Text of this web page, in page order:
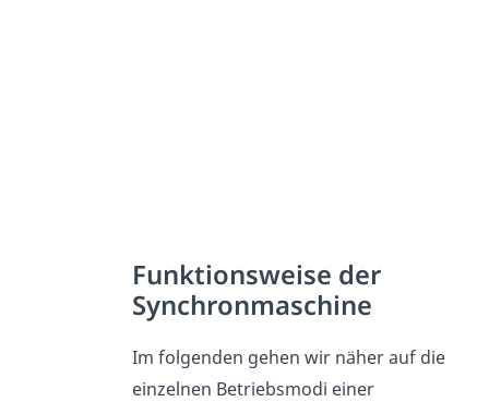
Funktionsweise der
Synchronmaschine
Im folgenden gehen wir näher auf die
einzelnen Betriebsmodi einer